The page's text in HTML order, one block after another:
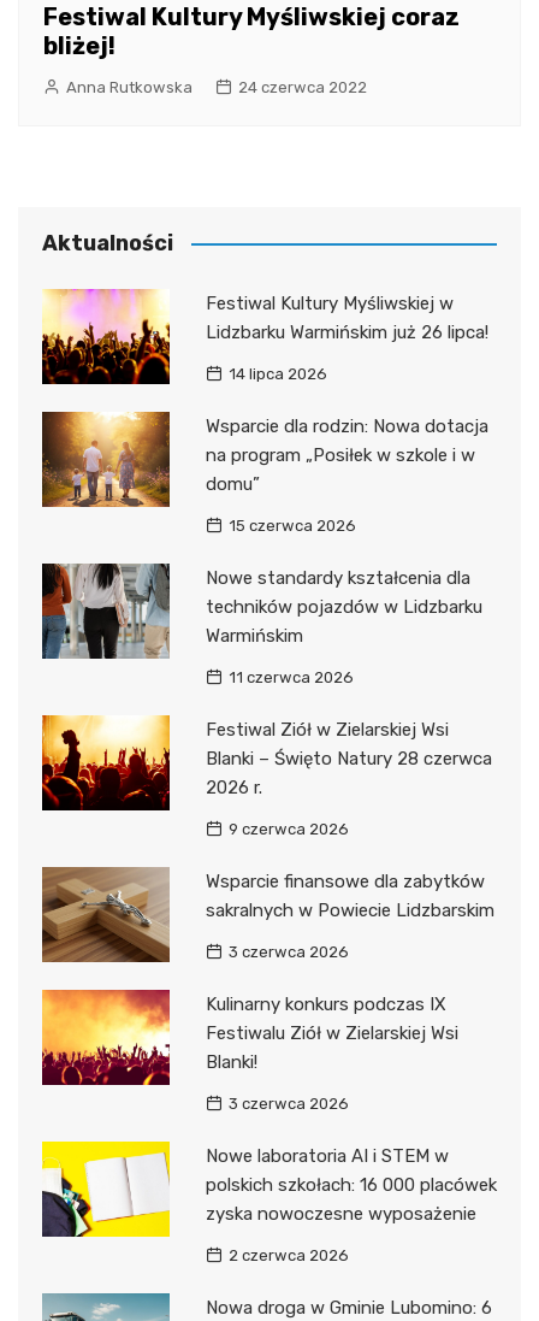
Festiwal Kultury Myśliwskiej coraz
bliżej!
Anna Rutkowska 24 czerwca 2022
Aktualności
Festiwal Kultury Myśliwskiej w
Lidzbarku Warmińskim już 26 lipca!
14 lipca 2026
Wsparcie dla rodzin: Nowa dotacja
na program „Posiłek w szkole i w
domu”
15 czerwca 2026
Nowe standardy kształcenia dla
techników pojazdów w Lidzbarku
Warmińskim
11 czerwca 2026
Festiwal Ziół w Zielarskiej Wsi
Blanki – Święto Natury 28 czerwca
2026 r.
9 czerwca 2026
Wsparcie finansowe dla zabytków
sakralnych w Powiecie Lidzbarskim
3 czerwca 2026
Kulinarny konkurs podczas IX
Festiwalu Ziół w Zielarskiej Wsi
Blanki!
3 czerwca 2026
Nowe laboratoria AI i STEM w
polskich szkołach: 16 000 placówek
zyska nowoczesne wyposażenie
2 czerwca 2026
Nowa droga w Gminie Lubomino: 6